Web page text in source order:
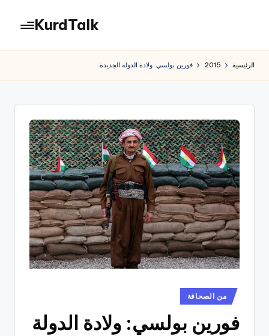
المحتوى
KurdTalk
الرئيسية 2015 فورين بولسي: ولادة الدولة الجديدة
نُشر
في
من الصحافة
فورين بولسي: ولادة الدولة